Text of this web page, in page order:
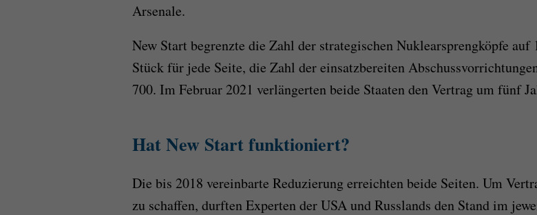
Arsenale.
New Start begrenzte die Zahl der strategischen Nuklearsprengköpfe auf
Stück für jede Seite, die Zahl der einsatzbereiten
700. Im Februar 2021 verlängerten beide Staaten den Vertrag um fünf
Hat New Start funktioniert?
Die bis 2018 vereinbarte Reduzierung erreichten beide Seiten. Um
zu schaffen, durften Experten der USA und Russlands den Stand im